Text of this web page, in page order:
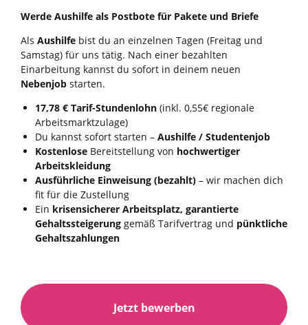
Werde Aushilfe als Postbote für Pakete und Briefe
Als Aushilfe bist du an einzelnen Tagen (Freitag und
Samstag) für uns tätig. Nach einer bezahlten
Einarbeitung kannst du sofort in deinem neuen
Nebenjob starten.
17,78 € Tarif-Stundenlohn (inkl. 0,55€ regionale
Arbeitsmarktzulage)
Du kannst sofort starten – Aushilfe / Studentenjob
Kostenlose Bereitstellung von hochwertiger
Arbeitskleidung
Ausführliche Einweisung (bezahlt) – wir machen dich
fit für die Zustellung
Ein krisensicherer Arbeitsplatz, garantierte
Gehaltssteigerung gemäß Tarifvertrag und pünktliche
Gehaltszahlungen